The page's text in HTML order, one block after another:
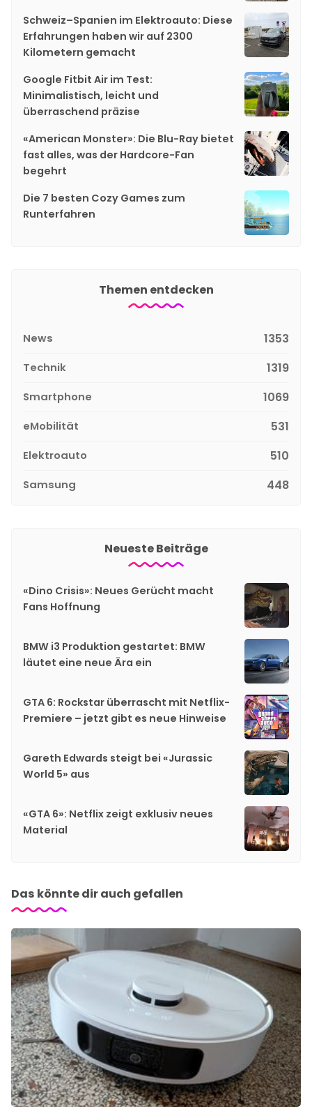
Schweiz–Spanien im Elektroauto: Diese
Erfahrungen haben wir auf 2300
Kilometern gemacht
Google Fitbit Air im Test:
Minimalistisch, leicht und
überraschend präzise
«American Monster»: Die Blu-Ray bietet
fast alles, was der Hardcore-Fan
begehrt
Die 7 besten Cozy Games zum
Runterfahren
Themen entdecken
News 1353
Technik 1319
Smartphone 1069
eMobilität 531
Elektroauto 510
Samsung 448
Neueste Beiträge
«Dino Crisis»: Neues Gerücht macht
Fans Hoffnung
BMW i3 Produktion gestartet: BMW
läutet eine neue Ära ein
GTA 6: Rockstar überrascht mit Netflix-
Premiere – jetzt gibt es neue Hinweise
Gareth Edwards steigt bei «Jurassic
World 5» aus
«GTA 6»: Netflix zeigt exklusiv neues
Material
Das könnte dir auch gefallen